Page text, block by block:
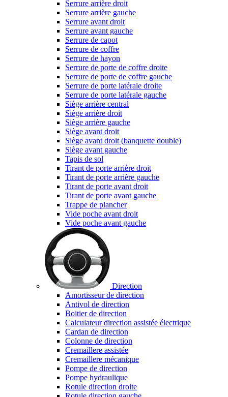
Serrure arrière droit
Serrure arrière gauche
Serrure avant droit
Serrure avant gauche
Serrure de capot
Serrure de coffre
Serrure de hayon
Serrure de porte de coffre droite
Serrure de porte de coffre gauche
Serrure de porte latérale droite
Serrure de porte latérale gauche
Siège arrière central
Siège arrière droit
Siège arrière gauche
Siège avant droit
Siège avant droit (banquette double)
Siège avant gauche
Tapis de sol
Tirant de porte arrière droit
Tirant de porte arrière gauche
Tirant de porte avant droit
Tirant de porte avant gauche
Trappe de plancher
Vide poche avant droit
Vide poche avant gauche
Direction
Amortisseur de direction
Antivol de direction
Boitier de direction
Calculateur direction assistée électrique
Cardan de direction
Colonne de direction
Cremaillere assistée
Cremaillere mécanique
Pompe de direction
Pompe hydraulique
Rotule direction droite